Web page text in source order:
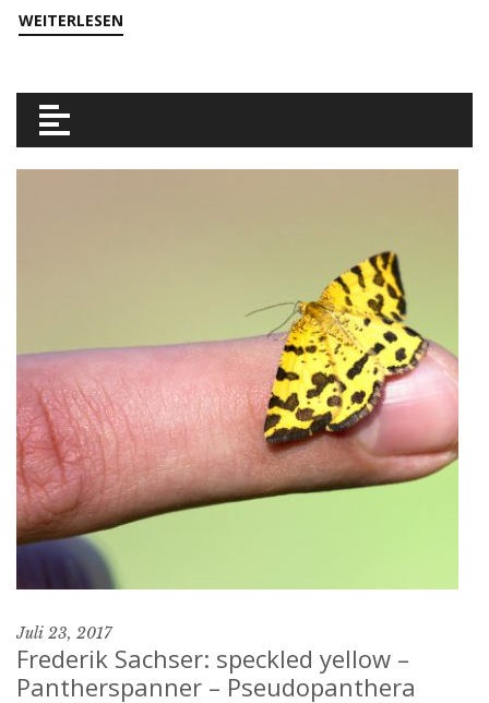
WEITERLESEN
Juli 23, 2017
Frederik Sachser: speckled yellow –
Pantherspanner – Pseudopanthera